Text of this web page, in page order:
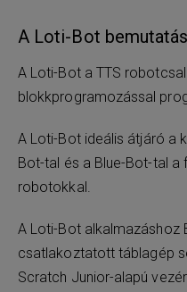
A Loti-Bot
A Loti-Bot a TTS
blokkprogramozással
A Loti-Bot ideális átjáró a
Bot-tal és a Blue-Bot-tal
robotokkal.
A Loti-Bot alkalmazáshoz
csatlakoztatott táblagép
Scratch Junior-alapú